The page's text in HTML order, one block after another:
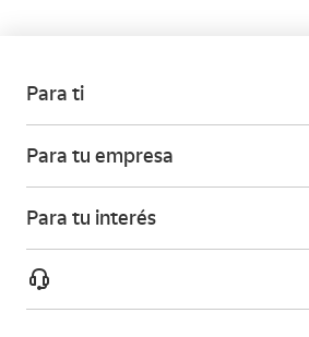
Para ti
Para tu empresa
Para tu interés